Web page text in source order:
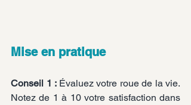
Mise en pratique
Conseil 1 : Évaluez votre roue de la vie.
Notez de 1 à 10 votre satisfaction dans